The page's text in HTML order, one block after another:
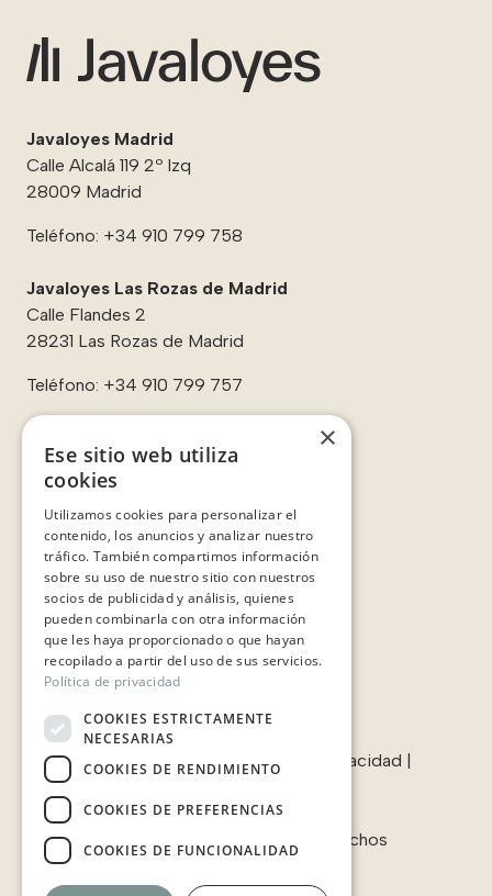
Javaloyes Madrid
Calle Alcalá 119 2º Izq
28009 Madrid
Teléfono: +34 910 799 758
Javaloyes Las Rozas de Madrid
Calle Flandes 2
28231 Las Rozas de Madrid
Teléfono: +34 910 799 757
Enlaces:
Contacto
Sobre nosotros
Casos de éxito
Testimonios
Términos & condiciones |Política de privacidad |
Política de cookies
© 2006-2025 Javaloyes. Todos los derechos
reservados.
×
Ese sitio web utiliza
cookies
Utilizamos cookies para personalizar el
contenido, los anuncios y analizar nuestro
tráfico. También compartimos información
sobre su uso de nuestro sitio con nuestros
socios de publicidad y análisis, quienes
pueden combinarla con otra información
que les haya proporcionado o que hayan
recopilado a partir del uso de sus servicios.
Política de privacidad
COOKIES ESTRICTAMENTE
NECESARIAS
COOKIES DE RENDIMIENTO
COOKIES DE PREFERENCIAS
COOKIES DE FUNCIONALIDAD